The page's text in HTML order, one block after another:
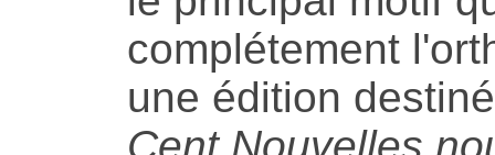
complétement
une édition